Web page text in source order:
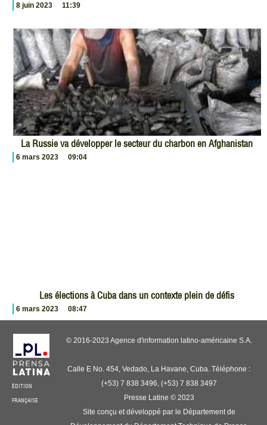
8 juin 2023 11:39
La Russie va développer le secteur du charbon en Afghanistan
6 mars 2023 09:04
Les élections à Cuba dans un contexte plein de défis
6 mars 2023 08:47
ÉDITION
FRANÇAISE
© 2016-2023 Agence d'information latino-américaine S.A.
Calle E No. 454, Vedado, La Havane, Cuba. Téléphone :
(+53) 7 838 3496, (+53) 7 838 3497
Presse Latine © 2023
Site conçu et développé par le Département de